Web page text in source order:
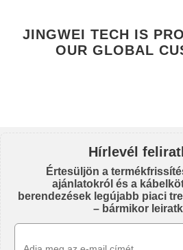
JINGWEI TECH IS
OUR GLOBAL
Hírlevél
Értesüljön a
ajánlatokról és a
berendezések legújabb piaci
– bármikor
Email Address